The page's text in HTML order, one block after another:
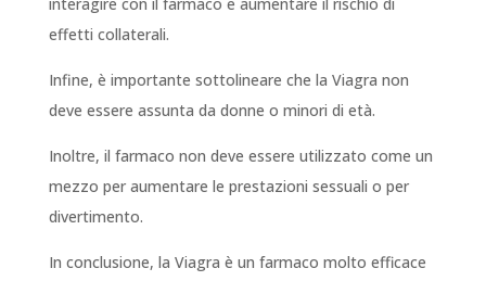
interagire con il farmaco e aumentare il rischio di
effetti collaterali.
Infine, è importante sottolineare che la Viagra non
deve essere assunta da donne o minori di età.
Inoltre, il farmaco non deve essere utilizzato come un
mezzo per aumentare le prestazioni sessuali o per
divertimento.
In conclusione, la Viagra è un farmaco molto efficace